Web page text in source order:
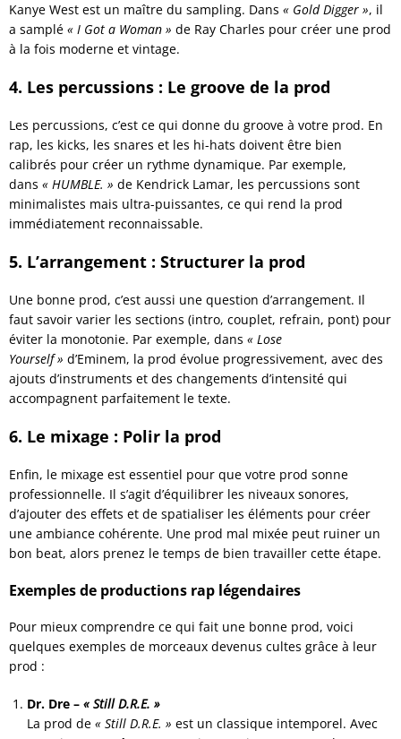
Kanye West est un maître du sampling. Dans « Gold Digger », il
a samplé « I Got a Woman » de Ray Charles pour créer une prod
à la fois moderne et vintage.
4. Les percussions : Le groove de la prod
Les percussions, c’est ce qui donne du groove à votre prod. En
rap, les kicks, les snares et les hi-hats doivent être bien
calibrés pour créer un rythme dynamique. Par exemple,
dans « HUMBLE. » de Kendrick Lamar, les percussions sont
minimalistes mais ultra-puissantes, ce qui rend la prod
immédiatement reconnaissable.
5. L’arrangement : Structurer la prod
Une bonne prod, c’est aussi une question d’arrangement. Il
faut savoir varier les sections (intro, couplet, refrain, pont) pour
éviter la monotonie. Par exemple, dans « Lose
Yourself » d’Eminem, la prod évolue progressivement, avec des
ajouts d’instruments et des changements d’intensité qui
accompagnent parfaitement le texte.
6. Le mixage : Polir la prod
Enfin, le mixage est essentiel pour que votre prod sonne
professionnelle. Il s’agit d’équilibrer les niveaux sonores,
d’ajouter des effets et de spatialiser les éléments pour créer
une ambiance cohérente. Une prod mal mixée peut ruiner un
bon beat, alors prenez le temps de bien travailler cette étape.
Exemples de productions rap légendaires
Pour mieux comprendre ce qui fait une bonne prod, voici
quelques exemples de morceaux devenus cultes grâce à leur
prod :
Dr. Dre – « Still D.R.E. »
La prod de « Still D.R.E. » est un classique intemporel. Avec